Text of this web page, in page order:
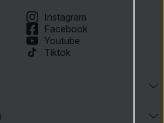
Instagram
Facebook
Youtube
Tiktok